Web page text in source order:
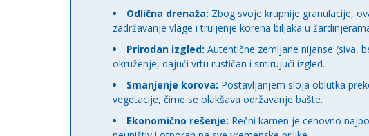
Odlična drenaža: Zbog svoje krupnije granulacije,
zadržavanje vlage i truljenje korena biljaka u
Prirodan izgled: Autentične zemljane nijanse (siva,
okruženje, dajući vrtu rustičan i smirujući izgled.
Smanjenje korova: Postavljanjem sloja oblutka
vegetacije, čime se olakšava održavanje bašte.
Ekonomično rešenje: Rečni kamen je cenovno